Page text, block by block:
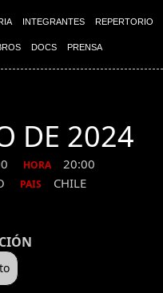
INTEGRANTES REPERTORIO
DOCS PRENSA
DE 2024
HORA 20:00
PAIS CHILE